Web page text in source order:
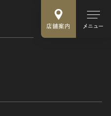
店舗案内 メニュー